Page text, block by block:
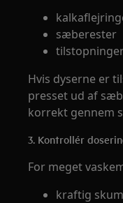
sæberester
Hvis dyserne er
presset ud af
korrekt gennem
3. Kontrollér
For meget
kraftig